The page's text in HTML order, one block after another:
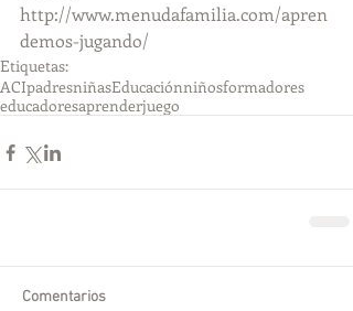
http://www.menudafamilia.com/apren
demos-jugando/
Etiquetas:
ACIpadresniñasEducaciónniñosformadores
educadoresaprenderjuego
Comentarios